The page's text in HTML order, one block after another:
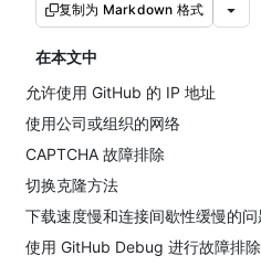
复制为 Markdown 格式
在本文中
允许使用 GitHub 的 IP 地址
使用公司或组织的网络
CAPTCHA 故障排除
切换克隆方法
下载速度慢和连接间歇性缓慢的问
使用 GitHub Debug 进行故障排除